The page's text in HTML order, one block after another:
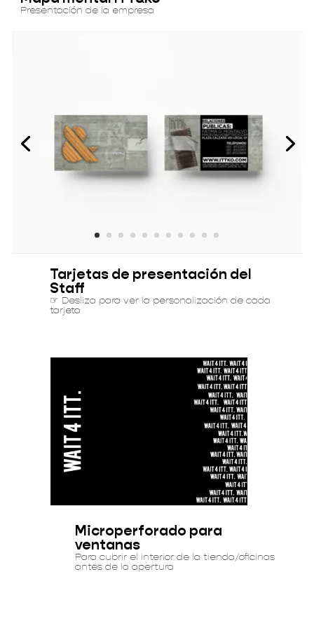
Presentación de la empresa
Tarjetas de presentación del
Staff
☞ Desliza para ver la personalización de cada
tarjeta
Microperforado para
ventanas
Para cubrir el interior de la tienda/oficinas
antes de la apertura